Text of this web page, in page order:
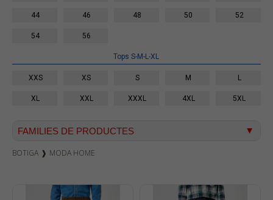
44 46 48 50 52
54 56
Tops S-M-L-XL
XXS XS S M L
XL XXL XXXL 4XL 5XL
FAMILIES DE PRODUCTES
Texà home
Dockers
BOTIGA ❱ MODA HOME